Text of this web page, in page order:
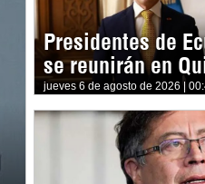
Presidentes de
se reunirán en
jueves 6 de agosto de 2026 |